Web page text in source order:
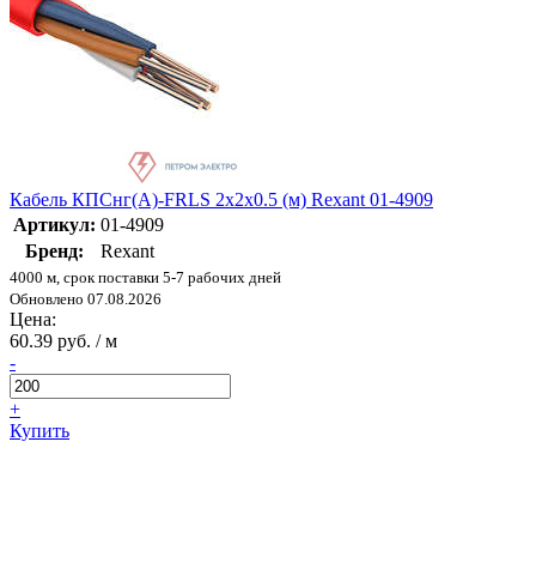
Кабель КПСнг(А)-FRLS 2х2х0.5 (м) Rexant 01-4909
Артикул: 01-4909
Бренд:
Rexant
4000 м, срок поставки 5-7 рабочих дней
Обновлено 07.08.2026
Цена:
60.39 руб. / м
-
+
Купить